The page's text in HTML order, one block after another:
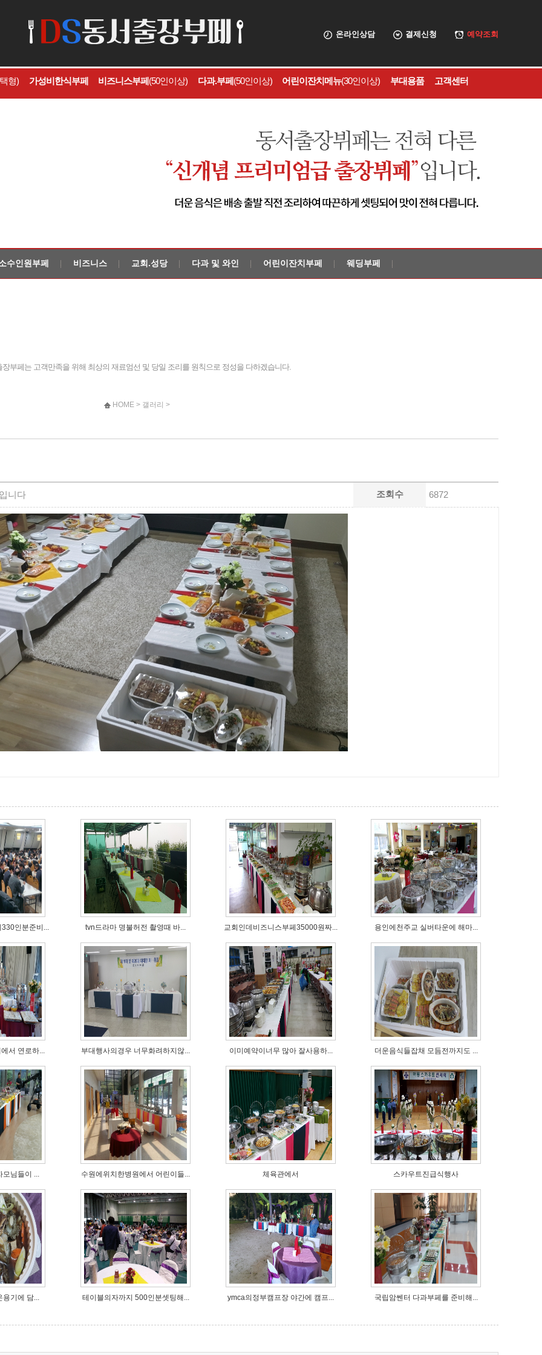
온라인상담 결제신청 예약조회
형) 가성비한식부페 비즈니스부페(50인이상) 다과.부페(50인이상) 어린이잔치메뉴(30인이상) 부대용품 고객센터
수인원부페 비즈니스 교회.성당 다과 및 와인 어린이잔치부페 웨딩부페
장부페는 고객만족을 위해 최상의 재료엄선 및 당일 조리를 원칙으로 정성을 다하겠습니다.
HOME > 갤러리 >
니다 조회수 6872
인분준비... tvn드라마 명불허전 촬영때 바... 교회인데비즈니스부페35000원짜... 용인에천주교 실버타운에 해마...
서 연로하... 부대행사의경우 너무화려하지않... 이미예약이너무 많아 잘사용하... 더운음식들잡채 모듬전까지도 ...
모님들이 ... 수원에위치한병원에서 어린이들... 체육관에서 스카우트진급식행사
용기에 담... 테이블의자까지 500인분셋팅해... ymca의정부캠프장 야간에 캠프... 국립암쎈터 다과부페를 준비해...